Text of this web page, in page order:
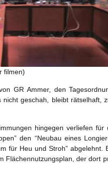
filmen)
GR Ammer, den
geschah, bleibt rätselhaft,
hingegen verliefen
den “Neubau eines
für Heu und Stroh”
Flächennutzungsplan, der dort